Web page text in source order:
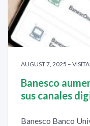
AUGUST 7, 2025 –
Banesco
sus canales
Banesco Banco